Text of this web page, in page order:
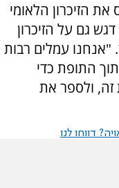
הזיכרון הלאומי
גם על הזיכרון
"אנחנו עמלים רבות
התופת כדי
זה, ולספר את
דווחו לנו